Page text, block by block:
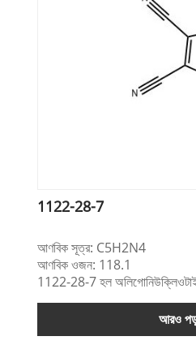
1122-28-7
আণবিক সূত্র: C5H2N4
আণবিক ওজন: 118.1
1122-28-7 হল
আরও